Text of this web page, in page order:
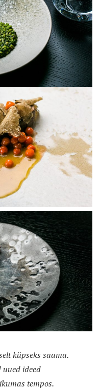
küpseks saama.
ideed
tempos.